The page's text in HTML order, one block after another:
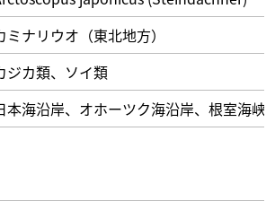
ミナリウオ（東北地方）
ジカ類、ソイ類
本海沿岸、オホーツク海沿岸、根室海